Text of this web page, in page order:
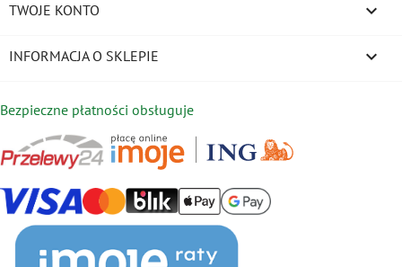
TWOJE KONTO 
INFORMACJA O SKLEPIE keyboard_arrow_down
Bezpieczne płatności obsługuje